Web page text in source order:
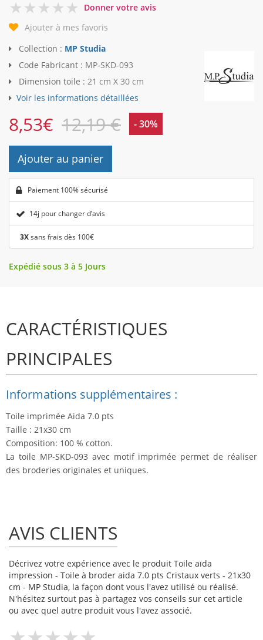
0
Donner votre avis
Ajouter à mes favoris
Collection : MP Studia
Code Fabricant : MP-SKD-093
Dimension toile : 21 cm X 30 cm
Voir les informations détaillées
8,53€ 12,19 € - 30%
Ajouter au panier
Paiement 100% sécurisé
14j pour changer d’avis
3Xsans frais dès 100€
Expédié sous 3 à 5 Jours
CARACTÉRISTIQUES
PRINCIPALES
Informations supplémentaires :
Toile imprimée Aida 7.0 pts
Taille : 21x30 cm
Composition: 100 % cotton.
La toile MP-SKD-093 avec motif imprimée permet de réaliser
des broderies originales et uniques.
AVIS CLIENTS
Décrivez votre expérience avec le produit Toile aïda
impression - Toile à broder aida 7.0 pts Cristaux verts - 21x30
cm - MP Studia, la façon dont vous l'avez utilisé ou réalisé.
N'hésitez surtout pas à partagez vos conseils sur cet article
ou avec quel autre produit vous l'avez associé.